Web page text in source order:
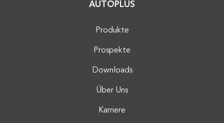
AUTOPLUS
Produkte
Prospekte
Downloads
Über Uns
Karriere